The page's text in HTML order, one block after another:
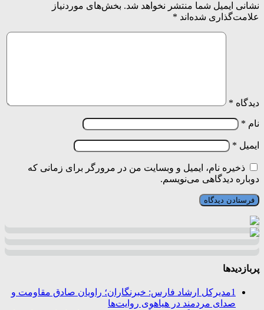
نشانی ایمیل شما منتشر نخواهد شد. بخش‌های موردنیاز
علامت‌گذاری شده‌اند *
دیدگاه *
نام *
ایمیل *
ذخیره نام، ایمیل و وبسایت من در مرورگر برای زمانی که
دوباره دیدگاهی می‌نویسم.
پربازدیدها
1مدیرکل ارشاد فارس: خبرنگاران؛ راویان صادق مقاومت و
صدای مردمند در هیاهوی روایت‌ها